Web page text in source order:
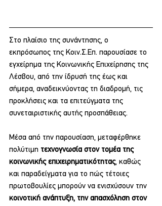
Στο πλαίσιο της συνάντησης, ο
εκπρόσωπος της Κοιν.Σ.Επ. παρουσίασε το
εγχείρημα της Κοινωνικής Επιχείρησης της
Λέσβου, από την ίδρυσή της έως και
σήμερα, αναδεικνύοντας τη διαδρομή, τις
προκλήσεις και τα επιτεύγματα της
συνεταιριστικής αυτής προσπάθειας.
Μέσα από την παρουσίαση, μεταφέρθηκε
πολύτιμη τεχνογνωσία στον τομέα της
κοινωνικής επιχειρηματικότητας, καθώς
και παραδείγματα για το πώς τέτοιες
πρωτοβουλίες μπορούν να ενισχύσουν την
κοινοτική ανάπτυξη, την απασχόληση στον